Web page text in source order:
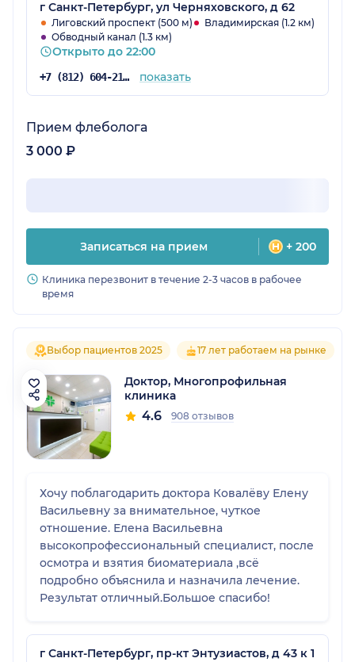
г Санкт-Петербург, ул Черняховского, д 62
Лиговский проспект (500 м)
Владимирская (1.2 км)
Обводный канал (1.3 км)
Открыто до 22:00
+7 (812) 604-21-67 показать
Прием флеболога
3 000 ₽
Записаться на прием + 200
Клиника перезвонит в течение 2-3 часов в рабочее
время
Выбор пациентов 2025 17 лет работаем на рынке
Доктор, Многопрофильная
клиника
4.6 908 отзывов
Хочу поблагодарить доктора Ковалёву Елену
Васильевну за внимательное, чуткое
отношение. Елена Васильевна
высокопрофессиональный специалист, после
осмотра и взятия биоматериала ,всё
подробно объяснила и назначила лечение.
Результат отличный.Большое спасибо!
г Санкт-Петербург, пр-кт Энтузиастов, д 43 к 1